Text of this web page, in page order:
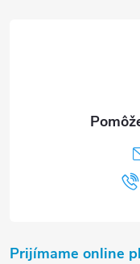
Prijímame online